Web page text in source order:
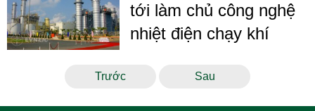
tới làm chủ công nghệ
nhiệt điện chạy khí
Trước Sau